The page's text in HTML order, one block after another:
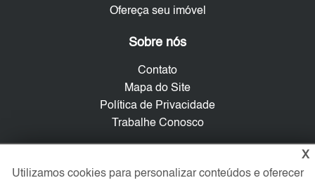
Ofereça seu imóvel
Sobre nós
Contato
Mapa do Site
Política de Privacidade
Trabalhe Conosco
X
Utilizamos cookies para personalizar conteúdos e oferecer